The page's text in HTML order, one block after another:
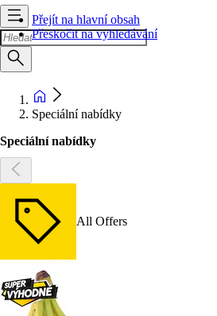
Přejít na hlavní obsah
Přeskočit na vyhledávání
Speciální nabídky
Speciální nabídky
All Offers